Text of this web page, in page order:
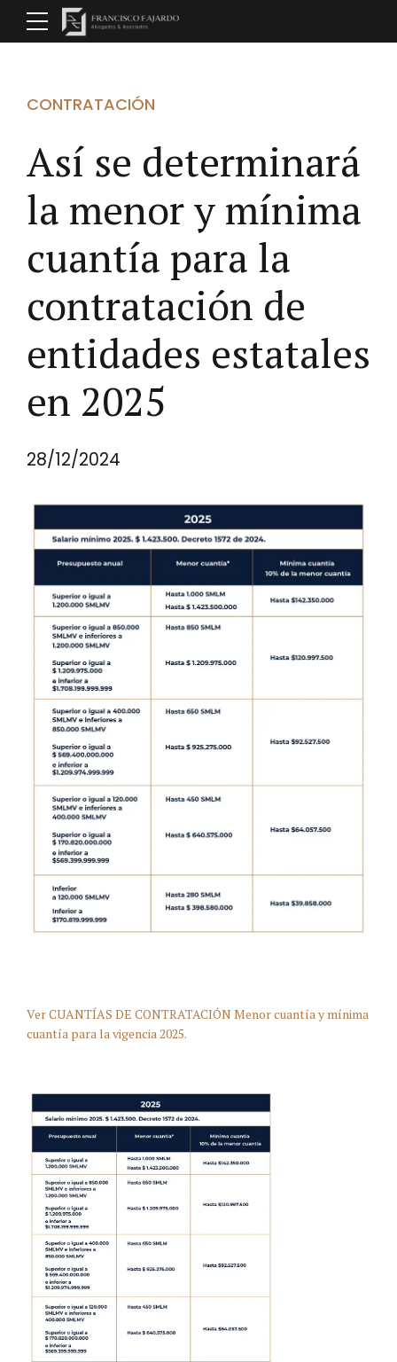
CONTRATACIÓN
Así se determinará
la menor y mínima
cuantía para la
contratación de
entidades estatales
en 2025
28/12/2024
Ver CUANTÍAS DE CONTRATACIÓN Menor cuantía y mínima
cuantía para la vigencia 2025.